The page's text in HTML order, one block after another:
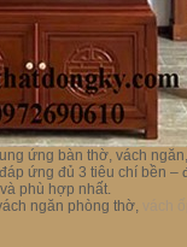
ứng bàn thờ, vách
ứng đủ 3 tiêu chí bền
phù hợp nhất.
ngăn phòng thờ,